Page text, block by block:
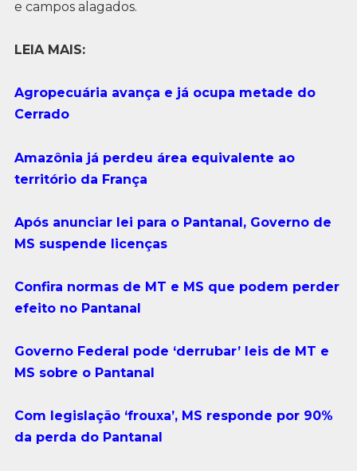
e campos alagados.
LEIA MAIS:
Agropecuária avança e já ocupa metade do
Cerrado
Amazônia já perdeu área equivalente ao
território da França
Após anunciar lei para o Pantanal, Governo de
MS suspende licenças
Confira normas de MT e MS que podem perder
efeito no Pantanal
Governo Federal pode ‘derrubar’ leis de MT e
MS sobre o Pantanal
Com legislação ‘frouxa’, MS responde por 90%
da perda do Pantanal